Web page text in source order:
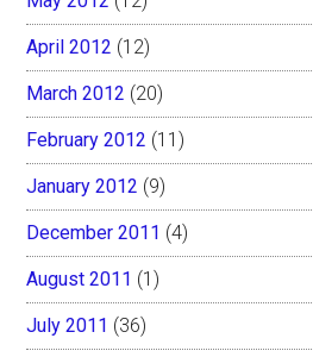
April 2012 (12)
March 2012 (20)
February 2012 (11)
January 2012 (9)
December 2011 (4)
August 2011 (1)
July 2011 (36)